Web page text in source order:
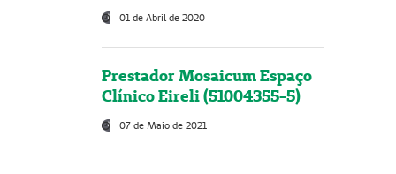
01 de Abril de 2020
Prestador Mosaicum Espaço
Clínico Eireli (51004355-5)
07 de Maio de 2021